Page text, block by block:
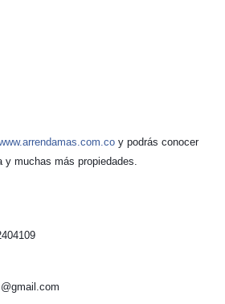
y podrás conocer
y muchas más propiedades.